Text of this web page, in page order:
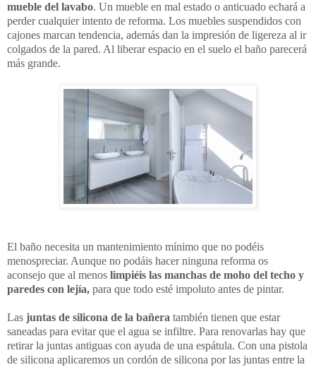
mueble del lavabo. Un mueble en mal estado o anticuado echará a
perder cualquier intento de reforma. Los muebles suspendidos con
cajones marcan tendencia, además dan la impresión de ligereza al ir
colgados de la pared. Al liberar espacio en el suelo el baño parecerá
más grande.
El baño necesita un mantenimiento mínimo que no podéis
menospreciar. Aunque no podáis hacer ninguna reforma os
aconsejo que al menos limpiéis las manchas de moho del techo y
paredes con lejía, para que todo esté impoluto antes de pintar.
Las juntas de silicona de la bañera también tienen que estar
saneadas para evitar que el agua se infiltre. Para renovarlas hay que
retirar la juntas antiguas con ayuda de una espátula. Con una pistola
de silicona aplicaremos un cordón de silicona por las juntas entre la